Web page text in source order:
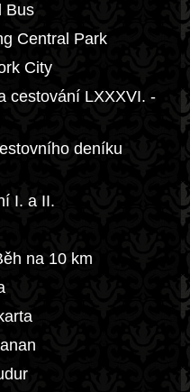
Bus
Central Park
City
cestování LXXXVI. -
deníku
I. a II.
na 10 km